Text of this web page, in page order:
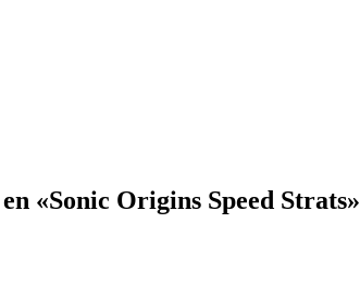
«Sonic Origins Speed Strats»